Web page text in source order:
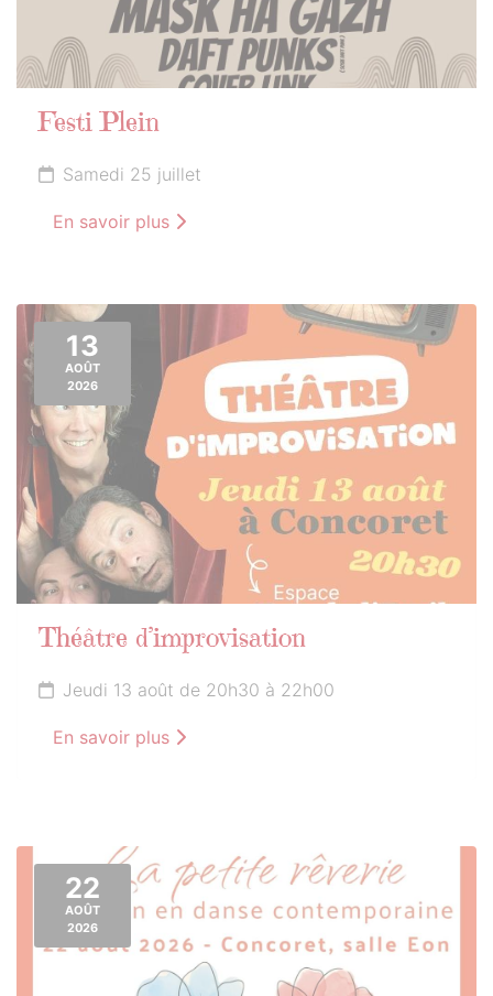
Festi Plein
Samedi 25 juillet
En savoir plus
13
AOÛT
2026
Théâtre d’improvisation
Jeudi 13 août de 20h30 à 22h00
En savoir plus
22
AOÛT
2026